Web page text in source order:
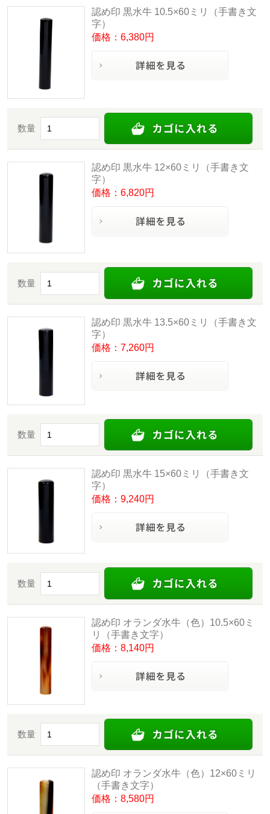
認め印 黒水牛 10.5×60ミリ（手書き文
字）
価格：6,380円
数量
認め印 黒水牛 12×60ミリ（手書き文
字）
価格：6,820円
数量
認め印 黒水牛 13.5×60ミリ（手書き文
字）
価格：7,260円
数量
認め印 黒水牛 15×60ミリ（手書き文
字）
価格：9,240円
数量
認め印 オランダ水牛（色）10.5×60ミ
リ（手書き文字）
価格：8,140円
数量
認め印 オランダ水牛（色）12×60ミリ
（手書き文字）
価格：8,580円